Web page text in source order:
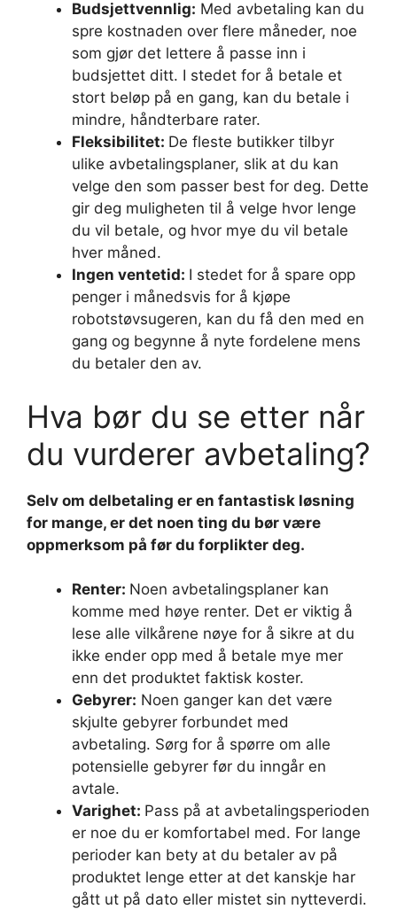
Budsjettvennlig: Med avbetaling kan du
spre kostnaden over flere måneder, noe
som gjør det lettere å passe inn i
budsjettet ditt. I stedet for å betale et
stort beløp på en gang, kan du betale i
mindre, håndterbare rater.
Fleksibilitet: De fleste butikker tilbyr
ulike avbetalingsplaner, slik at du kan
velge den som passer best for deg. Dette
gir deg muligheten til å velge hvor lenge
du vil betale, og hvor mye du vil betale
hver måned.
Ingen ventetid: I stedet for å spare opp
penger i månedsvis for å kjøpe
robotstøvsugeren, kan du få den med en
gang og begynne å nyte fordelene mens
du betaler den av.
Hva bør du se etter når
du vurderer avbetaling?
Selv om delbetaling er en fantastisk løsning
for mange, er det noen ting du bør være
oppmerksom på før du forplikter deg.
Renter: Noen avbetalingsplaner kan
komme med høye renter. Det er viktig å
lese alle vilkårene nøye for å sikre at du
ikke ender opp med å betale mye mer
enn det produktet faktisk koster.
Gebyrer: Noen ganger kan det være
skjulte gebyrer forbundet med
avbetaling. Sørg for å spørre om alle
potensielle gebyrer før du inngår en
avtale.
Varighet: Pass på at avbetalingsperioden
er noe du er komfortabel med. For lange
perioder kan bety at du betaler av på
produktet lenge etter at det kanskje har
gått ut på dato eller mistet sin nytteverdi.